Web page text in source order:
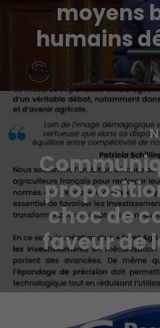
moyens
humains
choc de
faveur de